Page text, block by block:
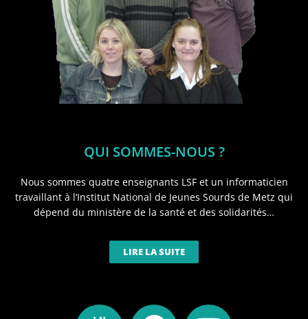
QUI SOMMES-NOUS ?
Nous sommes quatre enseignants LSF et un informaticien
travaillant à l’Institut National de Jeunes Sourds de Metz qui
dépend du ministère de la santé et des solidarités…
LIRE LA SUITE